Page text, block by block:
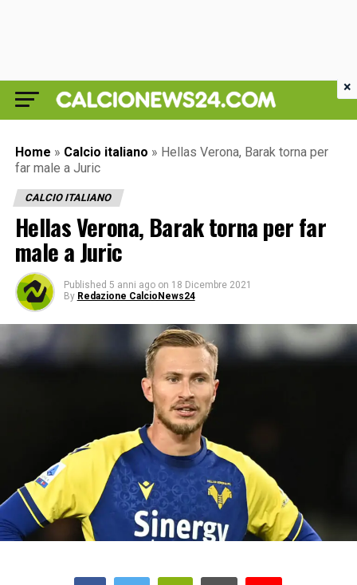
Home » Calcio italiano » Hellas Verona, Barak torna per
far male a Juric
CALCIO ITALIANO
Hellas Verona, Barak torna per far
male a Juric
Published 5 anni ago on 18 Dicembre 2021
By Redazione CalcioNews24
×